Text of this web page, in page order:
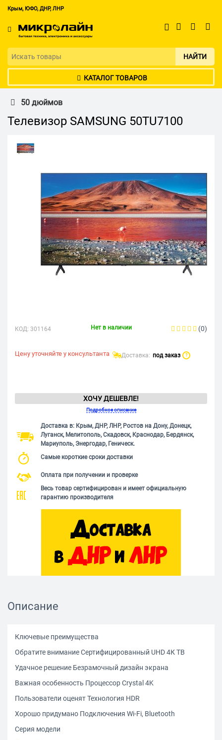
Крым, ЮФО, ДНР, ЛНР
НАЙТИ
КАТАЛОГ ТОВАРОВ
50 дюймов
Телевизор SAMSUNG 50TU7100
КОД: 301164 Нет в наличии (0)
Цену уточняйте у консультанта Доставка: под заказ ?
ХОЧУ ДЕШЕВЛЕ!
Подробное описание
Доставка в: Крым, ДНР, ЛНР, Ростов на Дону, Донецк,
Луганск, Мелитополь, Скадовск, Краснодар, Бердянск,
Мариуполь, Энергодар, Геническ.
Самые короткие сроки доставки
Оплата при получении и проверке
Весь товар сертифицирован и имеет официальную
гарантию производителя
Описание
Ключевые преимущества
Обратите внимание Сертифицированный UHD 4К ТВ
Удачное решение Безрамочный дизайн экрана
Важная особенность Процессор Crystal 4K
Пользователи оценят Технология HDR
Хорошо придумано Подключения Wi-Fi, Bluetooth
Серия модели